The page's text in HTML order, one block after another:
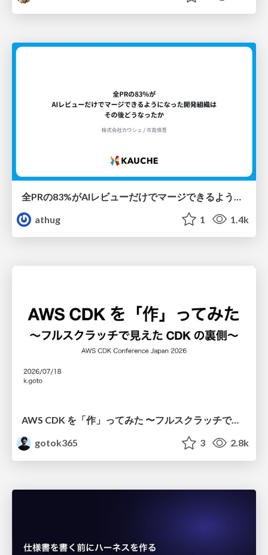
athug
1 1.4k
AWS CDK を「作」ってみた 〜フルスクラッチで見えた CDK の裏側〜 / aws-cdk-from-scratch
gotok365
3 2.8k